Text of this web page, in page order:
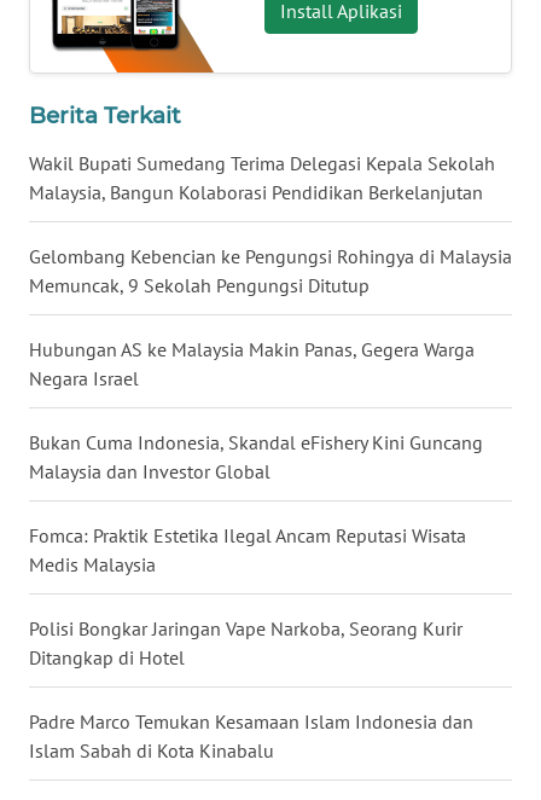
Install Aplikasi
Berita Terkait
Wakil Bupati Sumedang Terima Delegasi Kepala Sekolah
Malaysia, Bangun Kolaborasi Pendidikan Berkelanjutan
Gelombang Kebencian ke Pengungsi Rohingya di Malaysia
Memuncak, 9 Sekolah Pengungsi Ditutup
Hubungan AS ke Malaysia Makin Panas, Gegera Warga
Negara Israel
Bukan Cuma Indonesia, Skandal eFishery Kini Guncang
Malaysia dan Investor Global
Fomca: Praktik Estetika Ilegal Ancam Reputasi Wisata
Medis Malaysia
Polisi Bongkar Jaringan Vape Narkoba, Seorang Kurir
Ditangkap di Hotel
Padre Marco Temukan Kesamaan Islam Indonesia dan
Islam Sabah di Kota Kinabalu
WN
WN
WN
WN
JATENG
WN
NUSANTARA
WN
JOGJA
WN
JATIM